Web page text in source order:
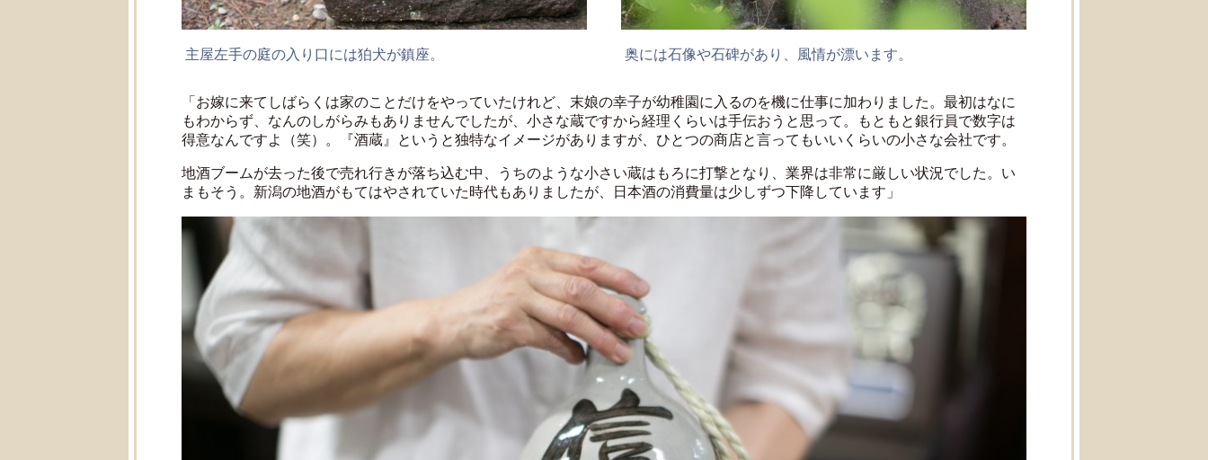
主屋左手の庭の入り口には狛犬が鎮座。 奥には石像や石碑があり、風情が漂います。
「お嫁に来てしばらくは家のことだけをやっていたけれど、末娘の幸子が幼稚園に入るのを機に仕事に加わりました。最初はなに
もわからず、なんのしがらみもありませんでしたが、小さな蔵ですから経理くらいは手伝おうと思って。もともと銀行員で数字は
得意なんですよ（笑）。『酒蔵』というと独特なイメージがありますが、ひとつの商店と言ってもいいくらいの小さな会社です。
地酒ブームが去った後で売れ行きが落ち込む中、うちのような小さい蔵はもろに打撃となり、業界は非常に厳しい状況でした。い
まもそう。新潟の地酒がもてはやされていた時代もありましたが、日本酒の消費量は少しずつ下降しています」